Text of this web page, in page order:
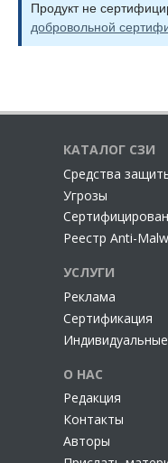
Продукт не
добровольной
КАТАЛОГ СЗИ
Cредства
Угрозы
Реестр Anti-
УСЛУГИ
Реклама
Сертификация
О НАС
Редакция
Контакты
Авторы